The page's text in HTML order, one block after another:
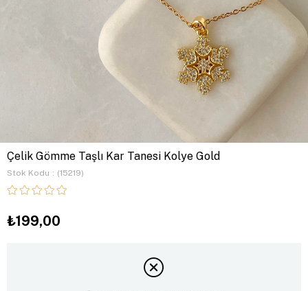
Çelik Gömme Taşlı Kar Tanesi Kolye Gold
Stok Kodu (15219)
₺199,00